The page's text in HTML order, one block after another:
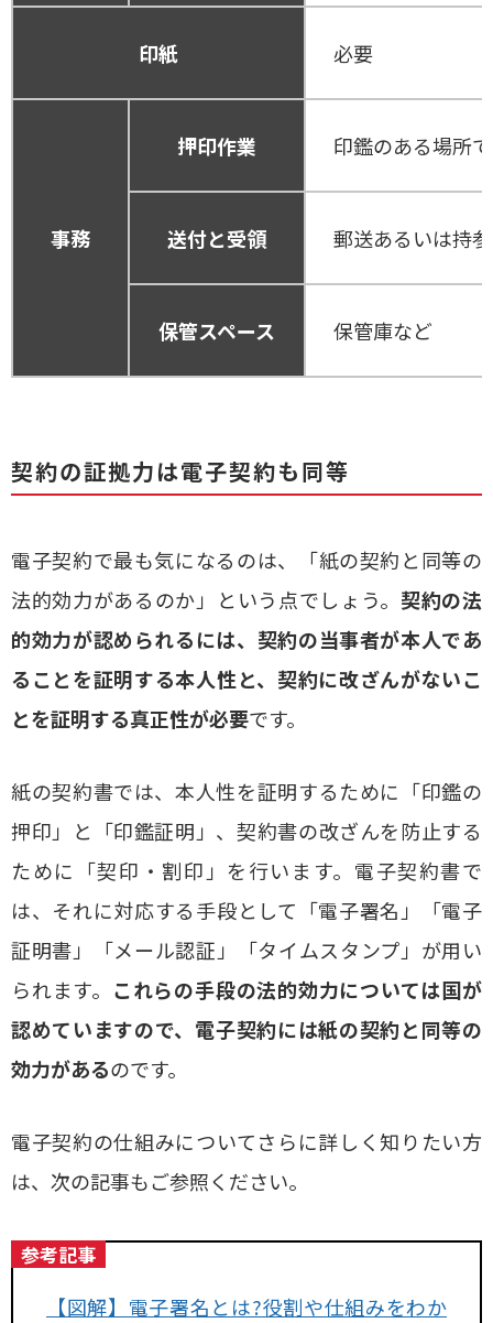
印紙 必要
事務
押印作業 印鑑のある場所
送付と受領 郵送あるいは持参
保管スペース 保管庫など
契約の証拠力は電子契約も同等
電子契約で最も気になるのは、「紙の契約と同等の
法的効力があるのか」という点でしょう。 契約の法
的効力が認められるには、契約の当事者が本人であ
ることを証明する本人性と、契約に改ざんがないこ
とを証明する真正性が必要です。
紙の契約書では、本人性を証明するために「印鑑の
押印」と「印鑑証明」、契約書の改ざんを防止する
ために「契印・割印」を行います。電子契約書で
は、それに対応する手段として「電子署名」「電子
証明書」「メール認証」「タイムスタンプ」が用い
られます。 これらの手段の法的効力については国が
認めていますので、電子契約には紙の契約と同等の
効力があるのです。
電子契約の仕組みについてさらに詳しく知りたい方
は、次の記事もご参照ください。
参考記事
【図解】電子署名とは?役割や仕組みをわか